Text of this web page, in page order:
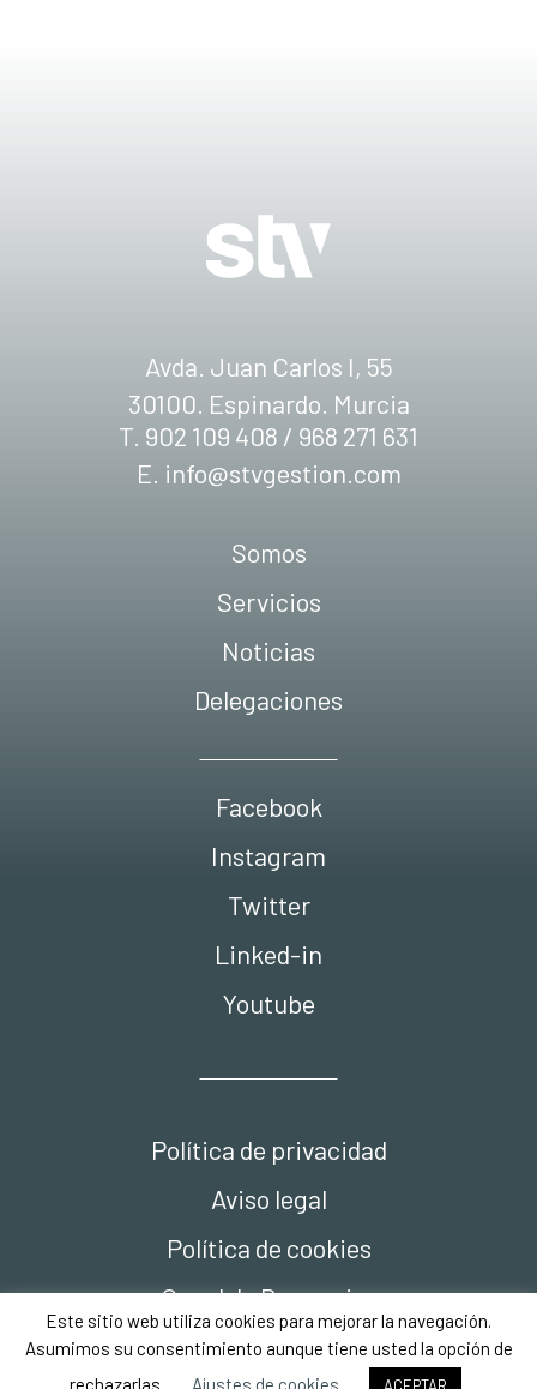
Avda. Juan Carlos I, 55
30100. Espinardo. Murcia
T. 902 109 408 / 968 271 631
E. info@stvgestion.com
Política de privacidad
Aviso legal
Política de cookies
Canal de Denuncias
Compliance
Somos
Servicios
Noticias
Delegaciones
Facebook
Instagram
Twitter
Linked-in
Youtube
Este sitio web utiliza cookies para mejorar la navegación.
Asumimos su consentimiento aunque tiene usted la opción de
rechazarlas.
Ajustes de cookies